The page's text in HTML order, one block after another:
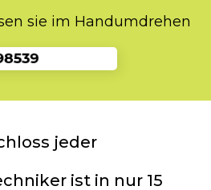
sie im Handumdrehen
jeder
ist in nur 15